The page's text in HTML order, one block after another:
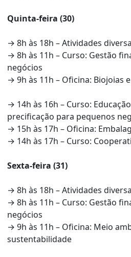
Quinta-feira (30)
→ 8h às 18h – Atividades
→ 8h às 11h – Curso: Gestão
negócios
→ 9h às 11h – Oficina: Biojoias
→ 14h às 16h – Curso:
precificação para pequenos
→ 15h às 17h – Oficina:
→ 14h às 17h – Curso:
Sexta-feira (31)
→ 8h às 18h – Atividades
→ 8h às 11h – Curso: Gestão
negócios
→ 9h às 11h – Oficina: Meio
sustentabilidade